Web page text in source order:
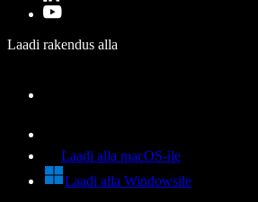
Laadi rakendus alla
Laadi alla macOS-ile
Laadi alla Windowsile